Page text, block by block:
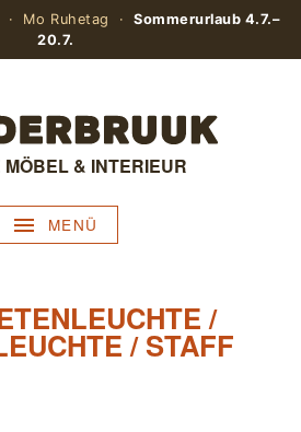
· Mo Ruhetag ·Sommerurlaub 4.7.–
20.7.
MÖBEL & INTERIEUR
MENÜ
/
/ STAFF